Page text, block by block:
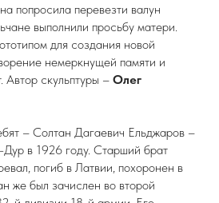
попросила перевезти валун
выполнили просьбу матери.
для создания новой
немеркнущей памяти и
Автор скульптуры – Олег
– Солтан Дагаевич Ельджаров –
в 1926 году. Старший брат
погиб в Латвии, похоронен в
же был зачислен во второй